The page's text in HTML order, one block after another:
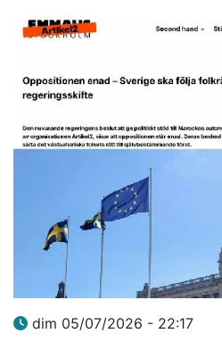
dim 05/07/2026 - 22:17